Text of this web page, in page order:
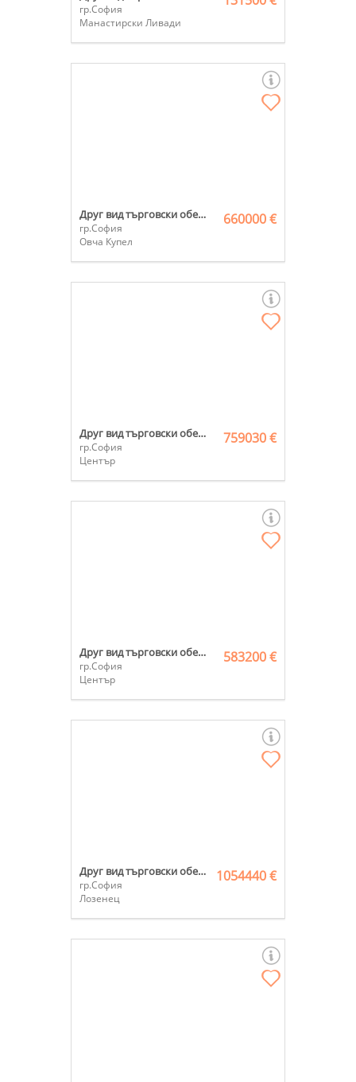
гр.София
Манастирски Ливади
Друг вид търговски обект
гр.София
Овча Купел
660000 €
Друг вид търговски обект
гр.София
Център
759030 €
Друг вид търговски обект
гр.София
Център
583200 €
Друг вид търговски обект
гр.София
Лозенец
1054440 €